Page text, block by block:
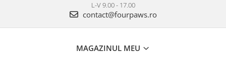
L-V 9.00 - 17.00
contact@fourpaws.ro
MAGAZINUL MEU